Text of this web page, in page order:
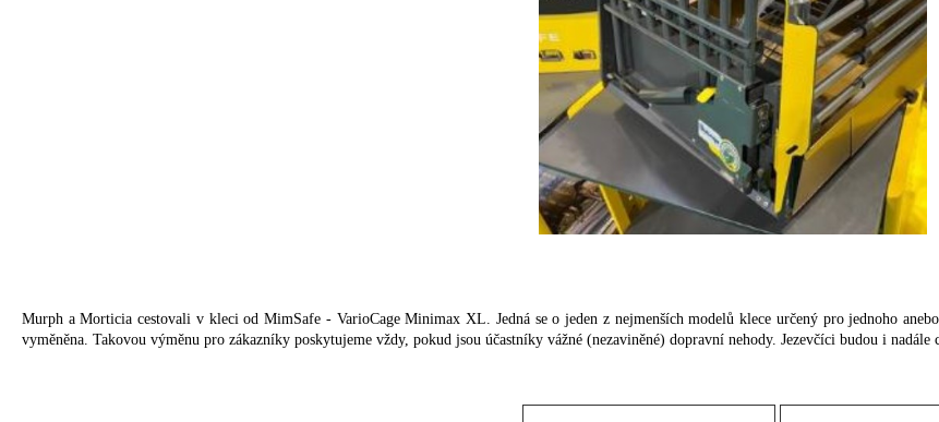
Murph a Morticia cestovali v kleci od MimSafe - VarioCage Minimax XL. Jedná se o jeden z nejmenších modelů klece určený pro jednoho
vyměněna. Takovou výměnu pro zákazníky poskytujeme vždy, pokud jsou účastníky vážné (nezaviněné) dopravní nehody. Jezevčíci budou i nadále